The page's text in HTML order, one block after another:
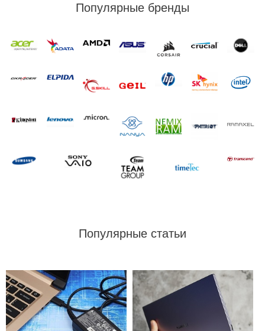
Популярные бренды
Популярные статьи